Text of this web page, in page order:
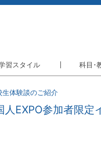
習スタイル 科目･
スタイル
レキシブル
科目一
生体験談のご紹介
人EXPO参加者限